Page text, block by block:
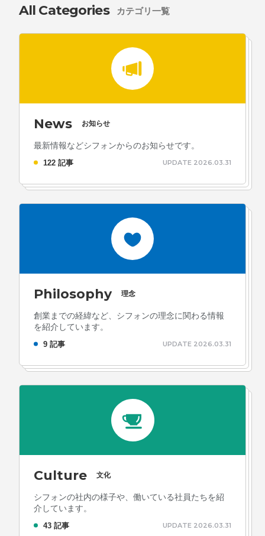
All Categories カテゴリ一覧
News お知らせ
最新情報などシフォンからのお知らせです。
122 記事 UPDATE 2026.03.31
Philosophy 理念
創業までの経緯など、シフォンの理念に関わる情報
を紹介しています。
9 記事 UPDATE 2026.03.31
Culture 文化
シフォンの社内の様子や、働いている社員たちを紹
介しています。
43 記事 UPDATE 2026.03.31